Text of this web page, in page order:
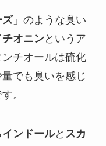
ズ」のような臭い
チオニンというア
チオールは硫化
でも臭いを感じ
。
インドールと スカ